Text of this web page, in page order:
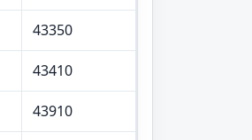
43350
43410
43910